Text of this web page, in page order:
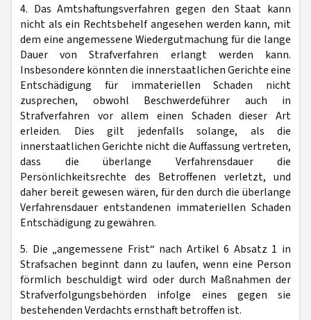
4. Das Amtshaftungsverfahren gegen den Staat kann
nicht als ein Rechtsbehelf angesehen werden kann, mit
dem eine angemessene Wiedergutmachung für die lange
Dauer von Strafverfahren erlangt werden kann.
Insbesondere könnten die innerstaatlichen Gerichte eine
Entschädigung für immateriellen Schaden nicht
zusprechen, obwohl Beschwerdeführer auch in
Strafverfahren vor allem einen Schaden dieser Art
erleiden. Dies gilt jedenfalls solange, als die
innerstaatlichen Gerichte nicht die Auffassung vertreten,
dass die überlange Verfahrensdauer die
Persönlichkeitsrechte des Betroffenen verletzt, und
daher bereit gewesen wären, für den durch die überlange
Verfahrensdauer entstandenen immateriellen Schaden
Entschädigung zu gewähren.
5. Die „angemessene Frist“ nach Artikel 6 Absatz 1 in
Strafsachen beginnt dann zu laufen, wenn eine Person
förmlich beschuldigt wird oder durch Maßnahmen der
Strafverfolgungsbehörden infolge eines gegen sie
bestehenden Verdachts ernsthaft betroffen ist.